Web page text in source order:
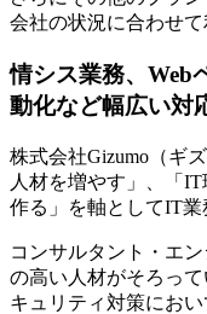
会社の状況に合わせて
情シス業務、Web
動化など幅広い対
株式会社Gizumo（ギ
人材を増やす」、「
作る」を軸としてIT業
コンサルタント・エ
の高い人材がそろって
キュリティ対策にお